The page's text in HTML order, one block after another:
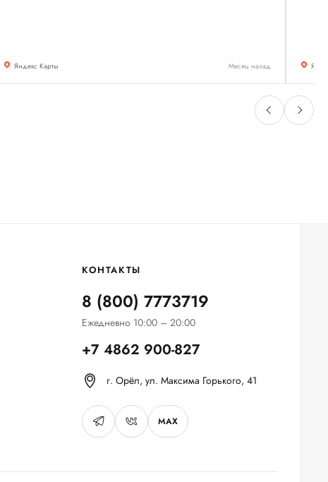
Яндекс Карты Месяц назад
КОНТАКТЫ
8 (800) 7773719
Ежедневно 10:00 – 20:00
+7 4862 900-827
г. Орёл, ул. Максима Горького, 41
MAX